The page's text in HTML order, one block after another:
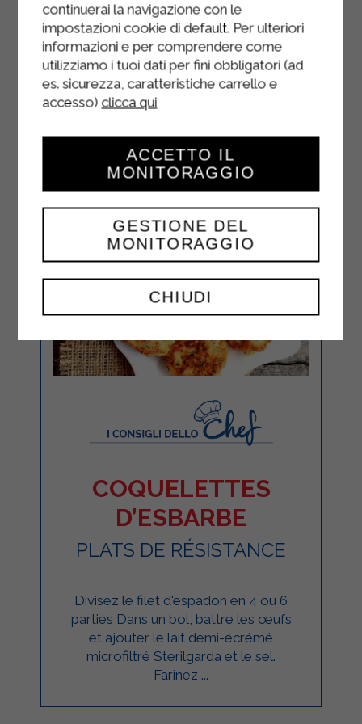
accompagnées de pain ou de riz
basmati.
COQUELETTES
D’ESBARBE
PLATS DE RÉSISTANCE
Divisez le filet d'espadon en 4 ou 6
parties Dans un bol, battre les œufs
et ajouter le lait demi-écrémé
microfiltré Sterilgarda et le sel.
Farinez ...
continuerai la navigazione con le
impostazioni cookie di default. Per ulteriori
informazioni e per comprendere come
utilizziamo i tuoi dati per fini obbligatori (ad
es. sicurezza, caratteristiche carrello e
accesso) clicca qui
CHIUDI
GESTIONE DEL
MONITORAGGIO
ACCETTO IL
MONITORAGGIO